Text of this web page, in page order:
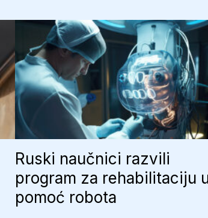
Ruski naučnici razvili
program za rehabilitaciju
pomoć robota